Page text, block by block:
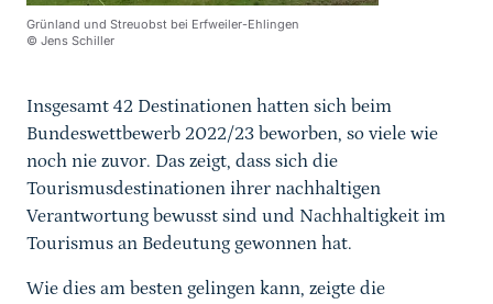
Grünland und Streuobst bei Erfweiler-Ehlingen
© Jens Schiller
Insgesamt 42 Destinationen hatten sich beim
Bundeswettbewerb 2022/23 beworben, so viele wie
noch nie zuvor. Das zeigt, dass sich die
Tourismusdestinationen ihrer nachhaltigen
Verantwortung bewusst sind und Nachhaltigkeit im
Tourismus an Bedeutung gewonnen hat.
Wie dies am besten gelingen kann, zeigte die